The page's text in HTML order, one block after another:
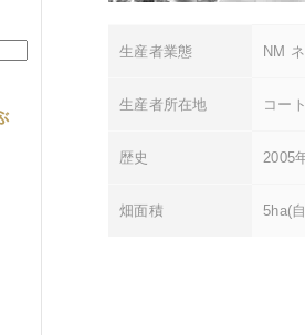
生産者業態 NM
生産者所在地 コー
歴史 2005
畑面積 5ha(